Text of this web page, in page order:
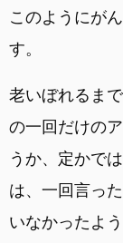
このようにが
す。
老いぼれるま
の一回だけの
うか、定かで
は、一回言っ
いなかったよ